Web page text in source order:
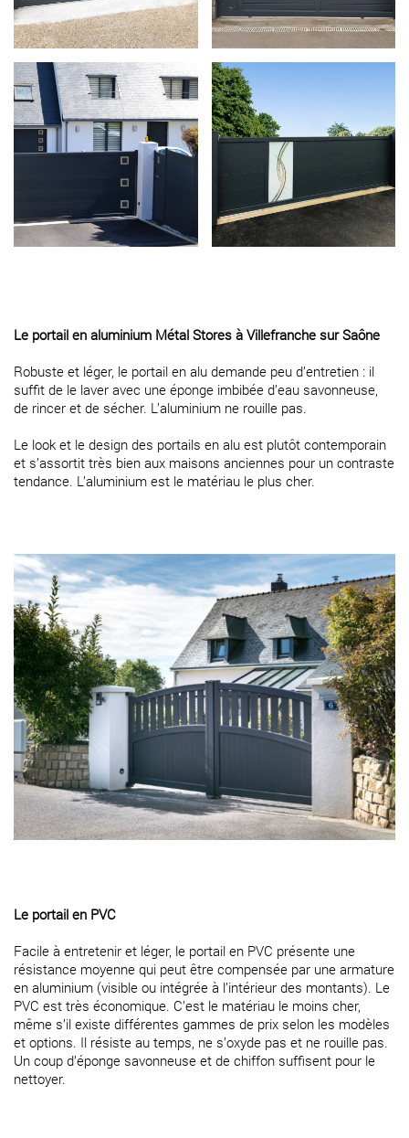
Le portail en aluminium Métal Stores à Villefranche surSaône
Robuste et léger, le portail en alu demande peu d’entretien : il
suffit de le laver avec une éponge imbibée d’eau savonneuse,
de rincer et de sécher. L’aluminium ne rouille pas.
Le look et le design des portails en alu est plutôt contemporain
et s’assortit très bien aux maisons anciennes pour un contraste
tendance. L’aluminium est le matériau le plus cher.
Le portail en PVC
Facile à entretenir et léger, le portail en PVC présente une
résistance moyenne qui peut être compensée par une armature
en aluminium (visible ou intégrée à l’intérieur des montants). Le
PVC est très économique. C’est le matériau le moins cher,
même s’il existe différentes gammes de prix selon les modèles
et options. Il résiste au temps, ne s’oxyde pas et ne rouille pas.
Un coup d’éponge savonneuse et de chiffon suffisent pour le
nettoyer.